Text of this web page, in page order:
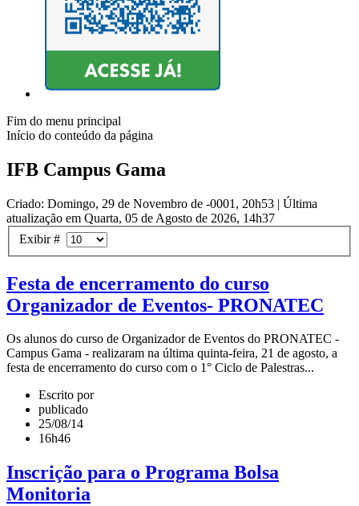
Fim do menu principal
Início do conteúdo da página
IFB Campus Gama
Criado: Domingo, 29 de Novembro de -0001, 20h53 | Última
atualização em Quarta, 05 de Agosto de 2026, 14h37
Exibir #
Festa de encerramento do curso
Organizador de Eventos- PRONATEC
Os alunos do curso de Organizador de Eventos do PRONATEC -
Campus Gama - realizaram na última quinta-feira, 21 de agosto, a
festa de encerramento do curso com o 1° Ciclo de Palestras...
Escrito por
publicado
25/08/14
16h46
Inscrição para o Programa Bolsa
Monitoria